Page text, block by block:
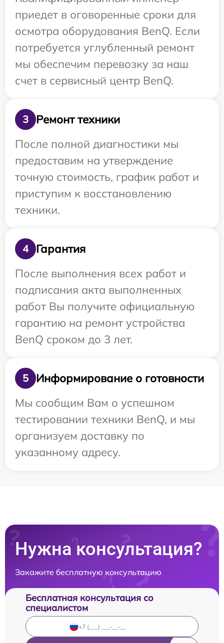
приедет в оговоренные сроки для
осмотра оборудования BenQ. Если
потребуется углубленный ремонт
мы обеспечим перевозку за наш
счет в сервисный центр BenQ.
3
Ремонт техники
После полной диагностики мы
предоставим на утверждение
точную стоимость, график работ и
приступим к восстановлению
техники.
4
Гарантия
После выполнения всех работ и
подписания акта выполненных
работ Вы получите официальную
гарантию на ремонт устройства
BenQ сроком до 3 лет.
5
Информирование о готовности
Мы сообщим Вам о успешном
тестировании техники BenQ, и мы
организуем доставку по
указанному адресу.
Нужна консультация?
Закажите бесплатную консультацию
Бесплатная консультация со
специалистом